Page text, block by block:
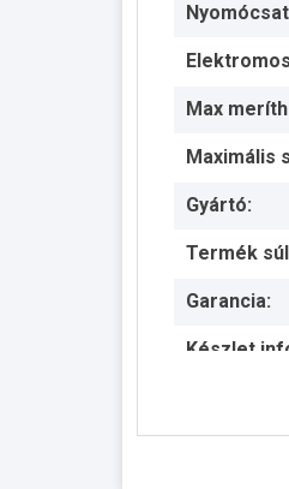
Max
Maximális
Gyártó:
Termék
Garancia:
Készlet